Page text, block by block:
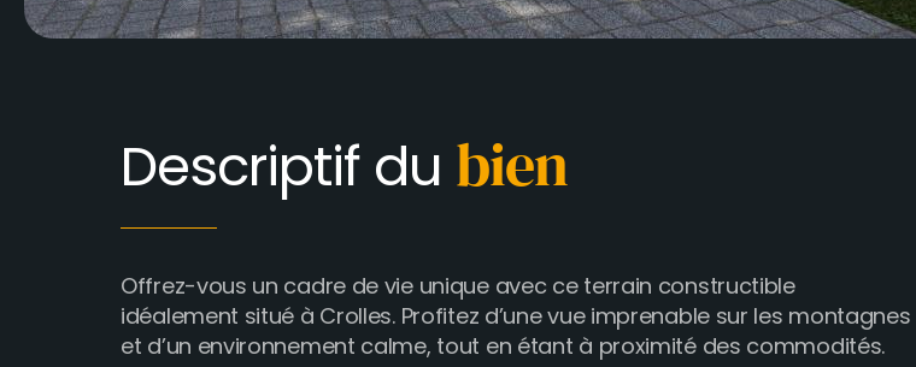
Descriptif du bien
Offrez-vous un cadre de vie unique avec ce terrain constructible
idéalement situé à Crolles. Profitez d’une vue imprenable sur les montagnes
et d’un environnement calme, tout en étant à proximité des commodités.